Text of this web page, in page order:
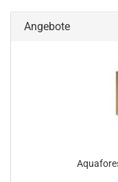
Angebote